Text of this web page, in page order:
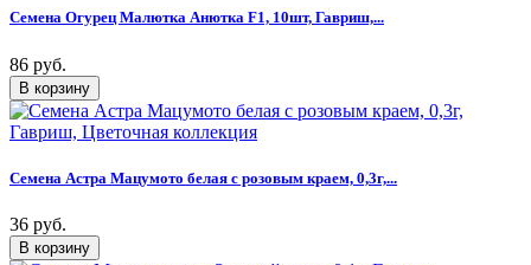
Семена Огурец Малютка Анютка F1, 10шт, Гавриш,...
86 руб.
Семена Астра Мацумото белая с розовым краем, 0,3г,...
36 руб.